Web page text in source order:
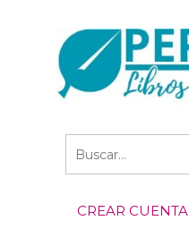
CREAR CUENTA